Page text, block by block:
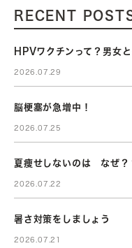
RECENT
HPVワクチンって？男女と
2026.07.29
脳梗塞が急増中！
2026.07.25
夏痩せしないのは なぜ？
2026.07.22
暑さ対策をしましょう
2026.07.21